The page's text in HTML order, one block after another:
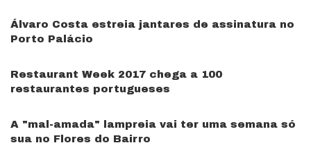
Álvaro Costa estreia jantares de assinatura no
Porto Palácio
Restaurant Week 2017 chega a 100
restaurantes portugueses
A "mal-amada" lampreia vai ter uma semana só
sua no Flores do Bairro